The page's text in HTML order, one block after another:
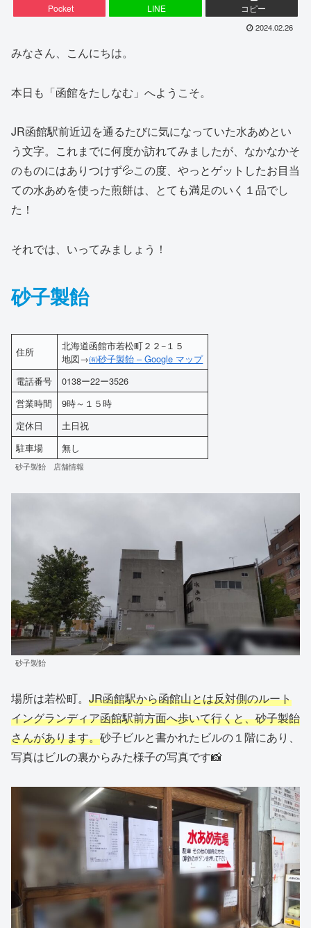
Pocket LINE コピー
2024.02.26
みなさん、こんにちは。
本日も「函館をたしなむ」へようこそ。
JR函館駅前近辺を通るたびに気になっていた水あめとい
う文字。これまでに何度か訪れてみましたが、なかなかそ
のものにはありつけず💦この度、やっとゲットしたお目当
ての水あめを使った煎餅は、とても満足のいく１品でし
た！
それでは、いってみましょう！
砂子製飴
住所
北海道函館市若松町２２−１５
地図→㈲砂子製飴 – Google マップ
電話番号
0138ー22ー3526
営業時間
9時～１５時
定休日
土日祝
駐車場
無し
砂子製飴 店舗情報
砂子製飴
場所は若松町。 JR函館駅から函館山とは反対側のルート
イングランディア函館駅前方面へ歩いて行くと、砂子製飴
さんがあります。砂子ビルと書かれたビルの１階にあり、
写真はビルの裏からみた様子の写真です📸